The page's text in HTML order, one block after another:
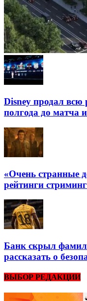
Disney продал всю
полгода до матча
«Очень странные
рейтинги
Банк скрыл
рассказать о
ВЫБОР РЕДАКЦИИ